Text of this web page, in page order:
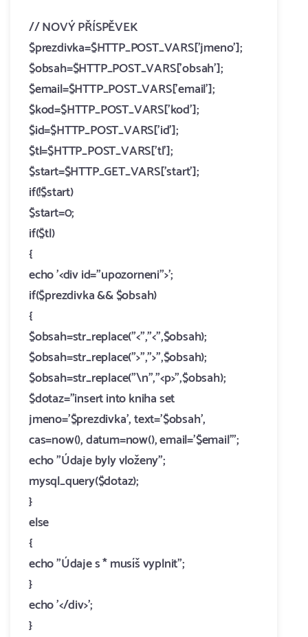
//NOVÝ PŘÍSPĚVEK
$prezdivka=$HTTP_POST_VARS['jmeno'];
$obsah=$HTTP_POST_VARS['obsah'];
$email=$HTTP_POST_VARS['email'];
$kod=$HTTP_POST_VARS['kod'];
$id=$HTTP_POST_VARS['id'];
$tl=$HTTP_POST_VARS['tl'];
$start=$HTTP_GET_VARS['start'];
if(!$start)
$start=0;
if($tl)
{
echo '<div id="upozorneni">';
if($prezdivka && $obsah)
{
$obsah=str_replace("<","<",$obsah);
$obsah=str_replace(">",">",$obsah);
$obsah=str_replace("\n","<p>",$obsah);
$dotaz="insert into kniha set
jmeno='$prezdivka', text='$obsah',
cas=now(), datum=now(), email='$email'";
echo "Údaje byly vloženy";
mysql_query($dotaz);
}
else
{
echo "Údaje s * musíš vyplnit";
}
echo '</div>';
}